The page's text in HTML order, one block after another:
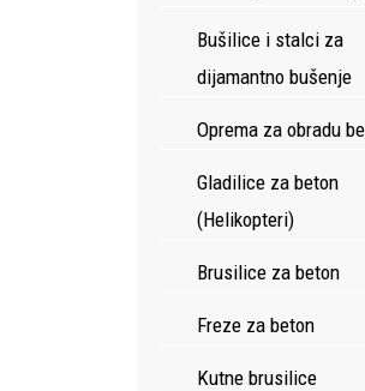
Bušilice i stalci za
dijamantno bušenje
Oprema za obradu
Gladilice za beton
(Helikopteri)
Brusilice za beton
Freze za beton
Kutne brusilice